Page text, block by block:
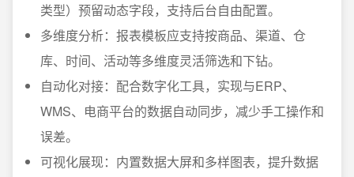
类型）预留动态字段，支持后台自由配置。
多维度分析：报表模板应支持按商品、渠道、仓
库、时间、活动等多维度灵活筛选和下钻。
自动化对接：配合数字化工具，实现与ERP、
WMS、电商平台的数据自动同步，减少手工操作和
误差。
可视化展现：内置数据大屏和多样图表，提升数据